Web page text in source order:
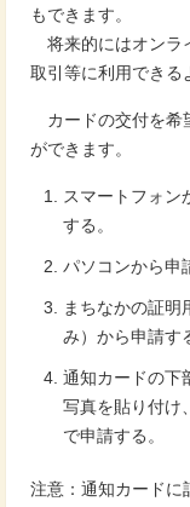
もできます。
将来的にはオンラ
取引等に利用できる
カードの交付を希
ができます。
スマートフォン
する。
パソコンから申
まちなかの証明
み）から申請す
通知カードの下
写真を貼り付け
で申請する。
注意：通知カードに